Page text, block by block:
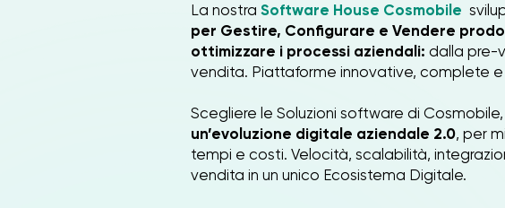
La nostra Software House Cosmobile
per Gestire, Configurare e Vendere
ottimizzare i processi aziendali: dalla pre-
vendita. Piattaforme innovative, complete e
Scegliere le Soluzioni software di
un’evoluzione digitale aziendale 2.0, per
tempi e costi. Velocità, scalabilità,
vendita in un unico Ecosistema Digitale.